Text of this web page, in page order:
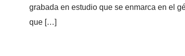
grabada en estudio que se enmarca en el
que […]